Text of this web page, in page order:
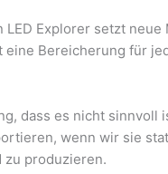
Explorer setzt neue
Bereicherung für
dass es nicht sinnvoll
wenn wir sie
zu produzieren.